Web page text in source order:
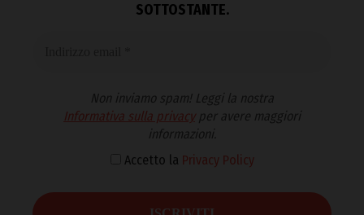
SOTTOSTANTE.
Non inviamo spam! Leggi la nostra
Informativa sulla privacyper avere maggiori
informazioni.
Accetto la Privacy Policy